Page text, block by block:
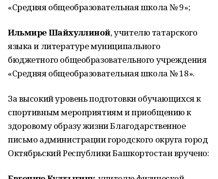
«Средняя общеобразовательная школа № 9»;
Ильмире Шайхуллиной, учителю татарского
языка и литературе муниципального
бюджетного общеобразовательного учреждения
«Средняя общеобразовательная школа № 18».
За высокий уровень подготовки обучающихся к
спортивным мероприятиям и приобщению к
здоровому образу жизни Благодарственное
письмо администрации городского округа город
Октябрьский Республики Башкортостан вручено: